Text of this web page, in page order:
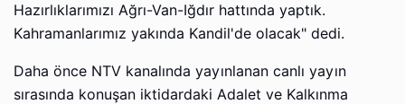
Hazırlıklarımızı Ağrı-Van-Iğdır hattında yaptık.
Kahramanlarımız yakında Kandil'de olacak" dedi.
Daha önce NTV kanalında yayınlanan canlı yayın
sırasında konuşan iktidardaki Adalet ve Kalkınma